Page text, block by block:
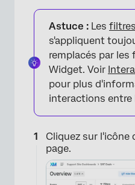
Astuce : Les
s'appliquent
remplacés par les
Widget. Voir
pour plus
interactions entre
Cliquez sur l'icône
page.